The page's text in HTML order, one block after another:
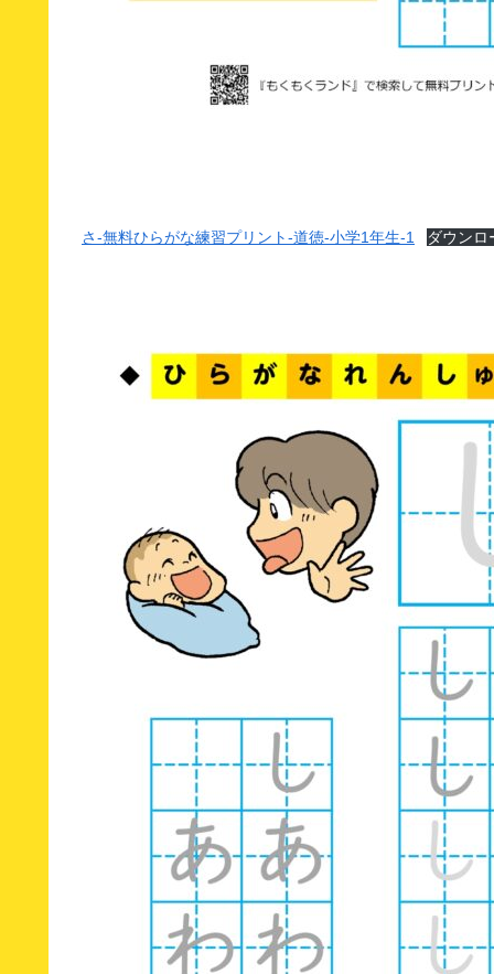
さ-無料ひらがな練習プリント-道徳-小学1年生-1 ダウンロ